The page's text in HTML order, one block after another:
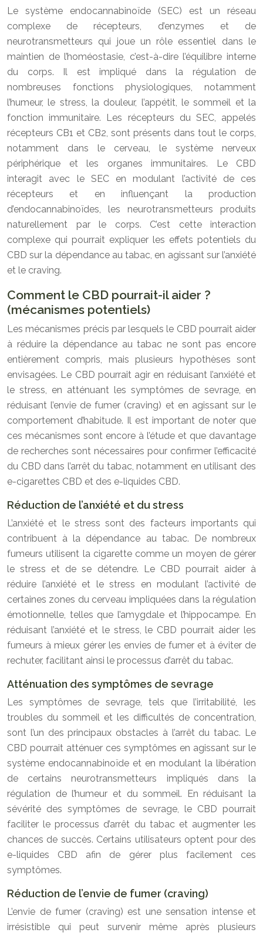
Le système endocannabinoïde (SEC) est un réseau
complexe de récepteurs, d’enzymes et de
neurotransmetteurs qui joue un rôle essentiel dans le
maintien de l’homéostasie, c’est-à-dire l’équilibre interne
du corps. Il est impliqué dans la régulation de
nombreuses fonctions physiologiques, notamment
l’humeur, le stress, la douleur, l’appétit, le sommeil et la
fonction immunitaire. Les récepteurs du SEC, appelés
récepteurs CB1 et CB2, sont présents dans tout le corps,
notamment dans le cerveau, le système nerveux
périphérique et les organes immunitaires. Le CBD
interagit avec le SEC en modulant l’activité de ces
récepteurs et en influençant la production
d’endocannabinoïdes, les neurotransmetteurs produits
naturellement par le corps. C’est cette interaction
complexe qui pourrait expliquer les effets potentiels du
CBD sur la dépendance au tabac, en agissant sur l’anxiété
et le craving.
Comment le CBD pourrait-il aider ?
(mécanismes potentiels)
Les mécanismes précis par lesquels le CBD pourrait aider
à réduire la dépendance au tabac ne sont pas encore
entièrement compris, mais plusieurs hypothèses sont
envisagées. Le CBD pourrait agir en réduisant l’anxiété et
le stress, en atténuant les symptômes de sevrage, en
réduisant l’envie de fumer (craving) et en agissant sur le
comportement d’habitude. Il est important de noter que
ces mécanismes sont encore à l’étude et que davantage
de recherches sont nécessaires pour confirmer l’efficacité
du CBD dans l’arrêt du tabac, notamment en utilisant des
e-cigarettes CBD et des e-liquides CBD.
Réduction de l’anxiété et du stress
L’anxiété et le stress sont des facteurs importants qui
contribuent à la dépendance au tabac. De nombreux
fumeurs utilisent la cigarette comme un moyen de gérer
le stress et de se détendre. Le CBD pourrait aider à
réduire l’anxiété et le stress en modulant l’activité de
certaines zones du cerveau impliquées dans la régulation
émotionnelle, telles que l’amygdale et l’hippocampe. En
réduisant l’anxiété et le stress, le CBD pourrait aider les
fumeurs à mieux gérer les envies de fumer et à éviter de
rechuter, facilitant ainsi le processus d’arrêt du tabac.
Atténuation des symptômes de sevrage
Les symptômes de sevrage, tels que l’irritabilité, les
troubles du sommeil et les difficultés de concentration,
sont l’un des principaux obstacles à l’arrêt du tabac. Le
CBD pourrait atténuer ces symptômes en agissant sur le
système endocannabinoïde et en modulant la libération
de certains neurotransmetteurs impliqués dans la
régulation de l’humeur et du sommeil. En réduisant la
sévérité des symptômes de sevrage, le CBD pourrait
faciliter le processus d’arrêt du tabac et augmenter les
chances de succès. Certains utilisateurs optent pour des
e-liquides CBD afin de gérer plus facilement ces
symptômes.
Réduction de l’envie de fumer (craving)
L’envie de fumer (craving) est une sensation intense et
irrésistible qui peut survenir même après plusieurs